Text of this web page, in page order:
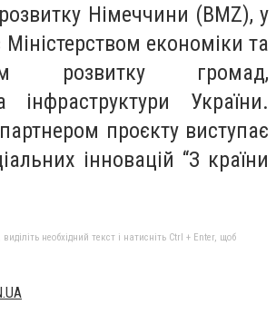
Німеччини (BMZ), у
Міністерством економіки та
розвитку громад,
інфраструктури України.
проєкту виступає
інновацій “З країни
необхідний текст і натисніть Ctrl + Enter, щоб